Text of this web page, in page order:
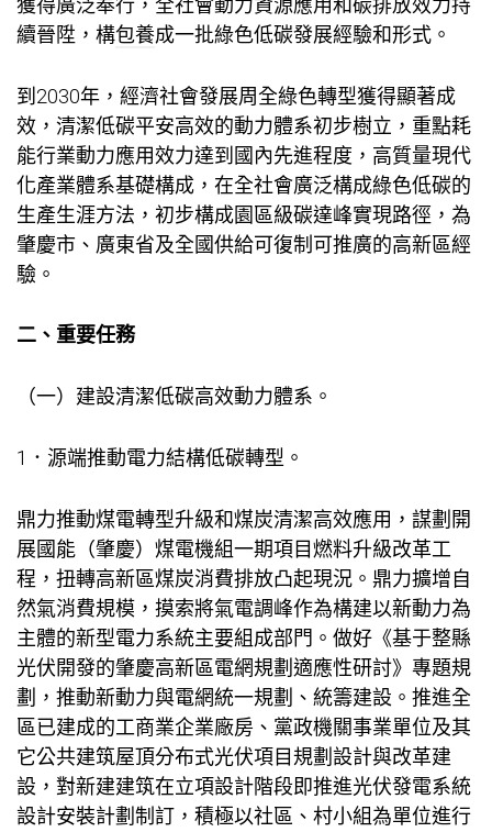
獲得廣泛奉行，全社會動力資源應用和碳排放效力持
續晉陞，構包養成一批綠色低碳發展經驗和形式。
到2030年，經濟社會發展周全綠色轉型獲得顯著成
效，清潔低碳平安高效的動力體系初步樹立，重點耗
能行業動力應用效力達到國內先進程度，高質量現代
化產業體系基礎構成，在全社會廣泛構成綠色低碳的
生產生涯方法，初步構成園區級碳達峰實現路徑，為
肇慶市、廣東省及全國供給可復制可推廣的高新區經
驗。
二、重要任務
（一）建設清潔低碳高效動力體系。
1．源端推動電力結構低碳轉型。
鼎力推動煤電轉型升級和煤炭清潔高效應用，謀劃開
展國能（肇慶）煤電機組一期項目燃料升級改革工
程，扭轉高新區煤炭消費排放凸起現況。鼎力擴增自
然氣消費規模，摸索將氣電調峰作為構建以新動力為
主體的新型電力系統主要組成部門。做好《基于整縣
光伏開發的肇慶高新區電網規劃適應性研討》專題規
劃，推動新動力與電網統一規劃、統籌建設。推進全
區已建成的工商業企業廠房、黨政機關事業單位及其
它公共建筑屋頂分布式光伏項目規劃設計與改革建
設，對新建建筑在立項設計階段即推進光伏發電系統
設計安裝計劃制訂，積極以社區、村小組為單位進行